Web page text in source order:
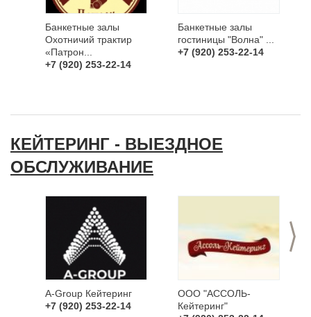
Банкетные залы
Охотничий трактир
«Патрон...
+7 (920) 253-22-14
Банкетные залы
гостиницы "Волна" ...
+7 (920) 253-22-14
КЕЙТЕРИНГ - ВЫЕЗДНОЕ
ОБСЛУЖИВАНИЕ
>
A-Group Кейтеринг
+7 (920) 253-22-14
ООО "АССОЛЬ-
Кейтеринг"